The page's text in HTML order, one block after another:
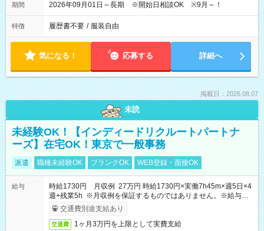
期間 2026年09月01日～長期 ※開始日相談OK ※9月～！
特徴 履歴書不要 / 服装自由
気になる！ 応募する 詳細へ
掲載日：2026.08.07
未読
未経験OK！【インディードリクルートパートナ
ーズ】在宅OK！東京で一般事務
派遣 職種未経験OK ブランクOK WEB登録・面接OK
給与
時給1730円 月収例 27万円 時給1730円×実働7h45m×週5日×4
週+残業5h ※月収例を保証するものではありません。※給与即
受取りサービス利用可（利用条件有）
交通費別途支給あり
交通費 1ヶ月3万円を上限として実費支給